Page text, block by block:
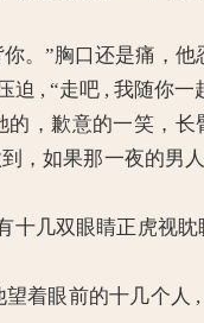
”胸口还是痛，他
, “走吧 , 我随你一
歉意的一笑，长
，如果那一夜的男
双眼睛正虎视眈
眼前的十几个人